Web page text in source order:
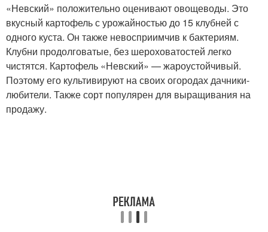
«Невский» положительно оценивают овощеводы. Это
вкусный картофель с урожайностью до 15 клубней с
одного куста. Он также невосприимчив к бактериям.
Клубни продолговатые, без шероховатостей легко
чистятся. Картофель «Невский» — жароустойчивый.
Поэтому его культивируют на своих огородах дачники-
любители. Также сорт популярен для выращивания на
продажу.